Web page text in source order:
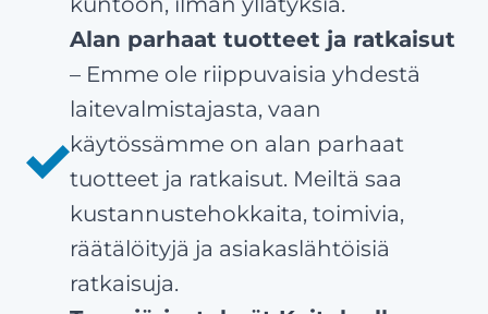
Alan parhaat tuotteet ja ratkaisut
– Emme ole riippuvaisia yhdestä
laitevalmistajasta, vaan
käytössämme on alan parhaat
tuotteet ja ratkaisut. Meiltä saa
kustannustehokkaita, toimivia,
räätälöityjä ja asiakaslähtöisiä
ratkaisuja.